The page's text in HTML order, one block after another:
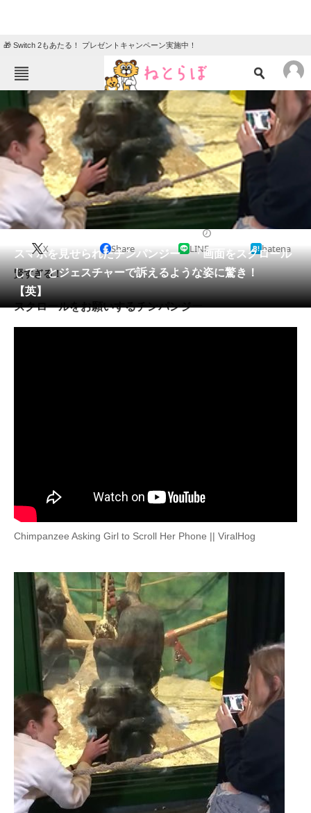
🎁 Switch 2もあたる！ プレゼントキャンペーン実施中！
ねとらぼメニュー
ニュース
エンタメ クイズ
グルメ 地域
教育・育児
動物
会員記事
メディア
注目記事を集めた総合ページ
AI活用のいまが分かる
企業ITのトレンドを詳説
マーケ×ITの今がよく分かる
ITエンジニア向け専門サイト
企業向けIT製品の総合サイト
IT製品の技術・比較・事例
製造業のIT導入・活用を支援
モノづくり技術者専門サイト
エレクトロニクス専門サイト
電子設計の基本と応用
スマホを見せられたチンパンジー 「画面をスクロール
して」とジェスチャーで訴えるような姿に驚き！
【英】
X Share LINE hatena
賢すぎる！
スクロールをお願いするチンパンジー
Chimpanzee Asking Girl to Scroll Her Phone || ViralHog